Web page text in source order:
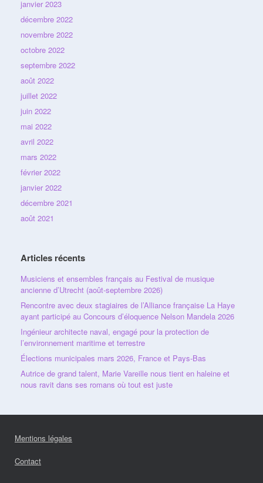
janvier 2023
décembre 2022
novembre 2022
octobre 2022
septembre 2022
août 2022
juillet 2022
juin 2022
mai 2022
avril 2022
mars 2022
février 2022
janvier 2022
décembre 2021
août 2021
Articles récents
Musiciens et ensembles français au Festival de musique
ancienne d’Utrecht (août-septembre 2026)
Rencontre avec deux stagiaires de l’Alliance française La Haye
ayant participé au Concours d’éloquence Nelson Mandela 2026
Ingénieur architecte naval, engagé pour la protection de
l’environnement maritime et terrestre
Élections municipales mars 2026, France et Pays-Bas
Autrice de grand talent, Marie Vareille nous tient en haleine et
nous ravit dans ses romans où tout est juste
Mentions légales
Contact